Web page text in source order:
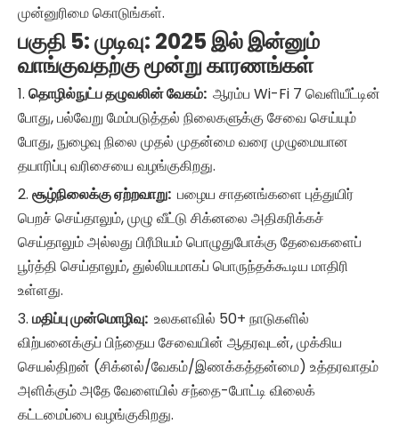
முன்னுரிமை கொடுங்கள்.
பகுதி 5: முடிவு: 2025 இல் இன்னும்
வாங்குவதற்கு மூன்று காரணங்கள்
1. தொழில்நுட்ப தழுவலின் வேகம்: ஆரம்ப Wi-Fi 7 வெளியீட்டின்
போது, ​​பல்வேறு மேம்படுத்தல் நிலைகளுக்கு சேவை செய்யும்
போது, ​​நுழைவு நிலை முதல் முதன்மை வரை முழுமையான
தயாரிப்பு வரிசையை வழங்குகிறது.
2. சூழ்நிலைக்கு ஏற்றவாறு: பழைய சாதனங்களை புத்துயிர்
பெறச் செய்தாலும், முழு வீட்டு சிக்னலை அதிகரிக்கச்
செய்தாலும் அல்லது பிரீமியம் பொழுதுபோக்கு தேவைகளைப்
பூர்த்தி செய்தாலும், துல்லியமாகப் பொருந்தக்கூடிய மாதிரி
உள்ளது.
3. மதிப்பு முன்மொழிவு: உலகளவில் 50+ நாடுகளில்
விற்பனைக்குப் பிந்தைய சேவையின் ஆதரவுடன், முக்கிய
செயல்திறன் (சிக்னல்/வேகம்/இணக்கத்தன்மை) உத்தரவாதம்
அளிக்கும் அதே வேளையில் சந்தை-போட்டி விலைக்
கட்டமைப்பை வழங்குகிறது.